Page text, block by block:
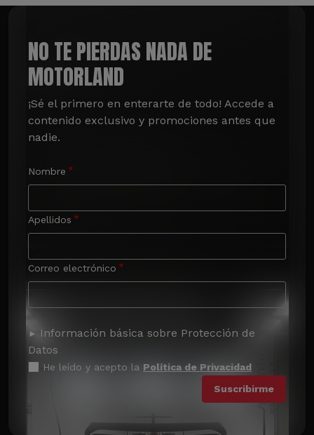
NO TE PIERDAS NADA DE
MOTORLAND
¡Sé el primero en enterarte de todo! Accede a
contenido exclusivo y promociones antes que
nadie.
Nombre
Apellidos
Correo electrónico
Información básica sobre Protección de
Datos
He leído y acepto la Política de Privacidad